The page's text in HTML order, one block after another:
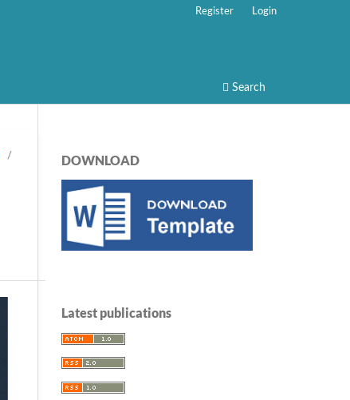
Search
Register Login
/
DOWNLOAD
Latest publications